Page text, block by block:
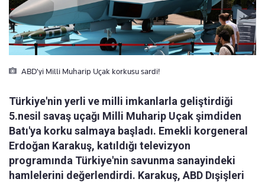
ABD'yi Milli Muharip Uçak korkusu sardi!
Türkiye'nin yerli ve milli imkanlarla geliştirdiği
5.nesil savaş uçağı Milli Muharip Uçak şimdiden
Batı'ya korku salmaya başladı. Emekli korgeneral
Erdoğan Karakuş, katıldığı televizyon
programında Türkiye'nin savunma sanayindeki
hamlelerini değerlendirdi. Karakuş, ABD Dışişleri